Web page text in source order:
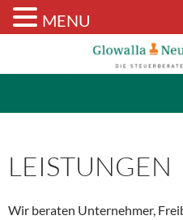
LEISTUNGEN
Wir beraten Unternehmer,
MENU